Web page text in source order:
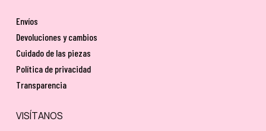
Envíos
Devoluciones y cambios
Cuidado de las piezas
Política de privacidad
Transparencia
VISÍTANOS